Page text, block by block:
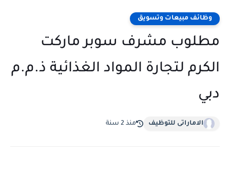
وظائف مبيعات وتسويق
مطلوب مشرف سوبر ماركت
الكرم لتجارة المواد الغذائية ذ.م.م
دبي
الاماراتى للتوظيف منذ 2 سنة